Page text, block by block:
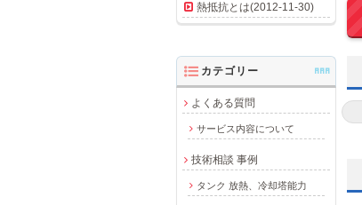
熱抵抗とは(2012-11-30)
カテゴリー AAA
よくある質問
サービス内容について
技術相談 事例
タンク 放熱、冷却塔能力